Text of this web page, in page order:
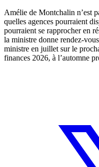
Amélie de Montchalin n’est
quelles agences pourraient
pourraient se rapprocher en
la ministre donne rendez-
ministre en juillet sur le
finances 2026, à l’automne